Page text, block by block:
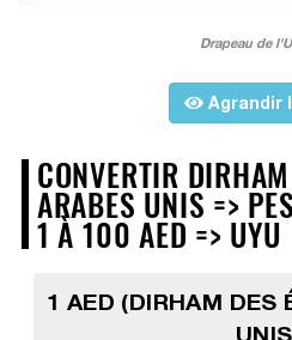
Drapeau de
Agrandir
CONVERTIR
ARABES UNIS =>
1 À 100 AED => UYU
1 AED (DIRHAM DES